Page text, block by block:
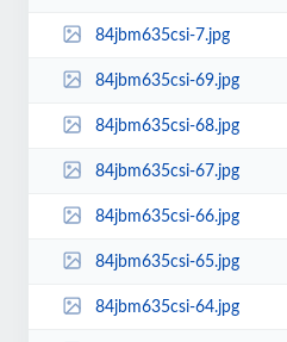
84jbm635csi-7.jpg
84jbm635csi-69.jpg
84jbm635csi-68.jpg
84jbm635csi-67.jpg
84jbm635csi-66.jpg
84jbm635csi-65.jpg
84jbm635csi-64.jpg